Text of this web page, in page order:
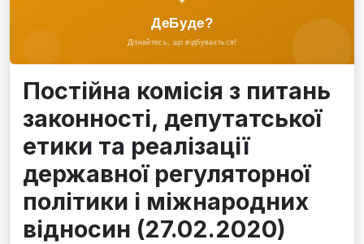
Постійна комісія з питань
законності, депутатської
етики та реалізації
державної регуляторної
політики і міжнародних
відносин (27.02.2020)